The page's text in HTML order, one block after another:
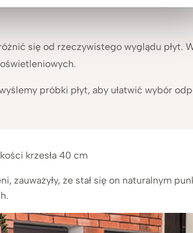
się od rzeczywistego wyglądu płyt.
próbki płyt, aby ułatwić wybór
krzesła 40 cm
zauważyły, że stał się on naturalnym